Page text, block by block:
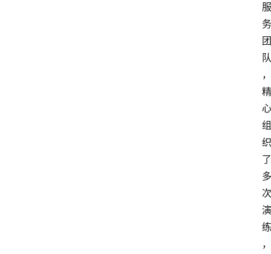
服
务
团
队
，
精
心
组
织
了
多
次
演
练
，